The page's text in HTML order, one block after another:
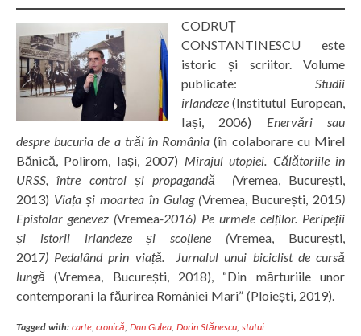
CODRUȚ
CONSTANTINESCU este
istoric și scriitor. Volume
publicate: Studii
irlandeze (Institutul European,
Iași, 2006) Enervări sau
despre bucuria de a trăi în România (în colaborare cu Mirel
Bănică, Polirom, Iași, 2007) Mirajul utopiei. Călătoriile în
URSS, între control și propagandă (Vremea, București,
2013) Viața și moartea în Gulag (Vremea, București, 2015)
Epistolar genevez (Vremea-2016) Pe urmele celților. Peripeții
și istorii irlandeze și scoțiene (Vremea, București,
2017) Pedalând prin viață. Jurnalul unui biciclist de cursă
lungă (Vremea, București, 2018), “Din mărturiile unor
contemporani la făurirea României Mari” (Ploiești, 2019).
Tagged with: carte,cronică,Dan Gulea, Dorin Stănescu, statui